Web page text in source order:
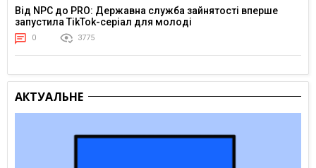
Від NPC до PRO: Державна служба зайнятості вперше
запустила TikTok-серіал для молоді
0 3775
АКТУАЛЬНЕ